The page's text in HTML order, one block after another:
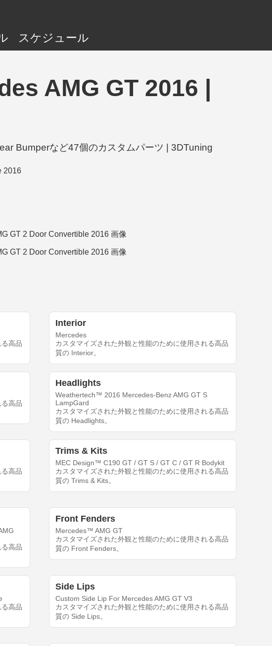
スケジュール
AMG GT 2016 |
Bumperなど47個のカスタムパーツ | 3DTuning
高品
Interior
Mercedes
カスタマイズされた外観と性能のために使用される高品
質の Interior。
高品
Headlights
Weathertech™ 2016 Mercedes-Benz AMG GT S
LampGard
カスタマイズされた外観と性能のために使用される高品
質の Headlights。
高品
Trims & Kits
MEC Design™ C190 GT / GT S / GT C / GT R Bodykit
カスタマイズされた外観と性能のために使用される高品
質の Trims & Kits。
高品
Front Fenders
Mercedes™ AMG GT
カスタマイズされた外観と性能のために使用される高品
質の Front Fenders。
高品
Side Lips
Custom Side Lip For Mercedes AMG GT V3
カスタマイズされた外観と性能のために使用される高品
質の Side Lips。